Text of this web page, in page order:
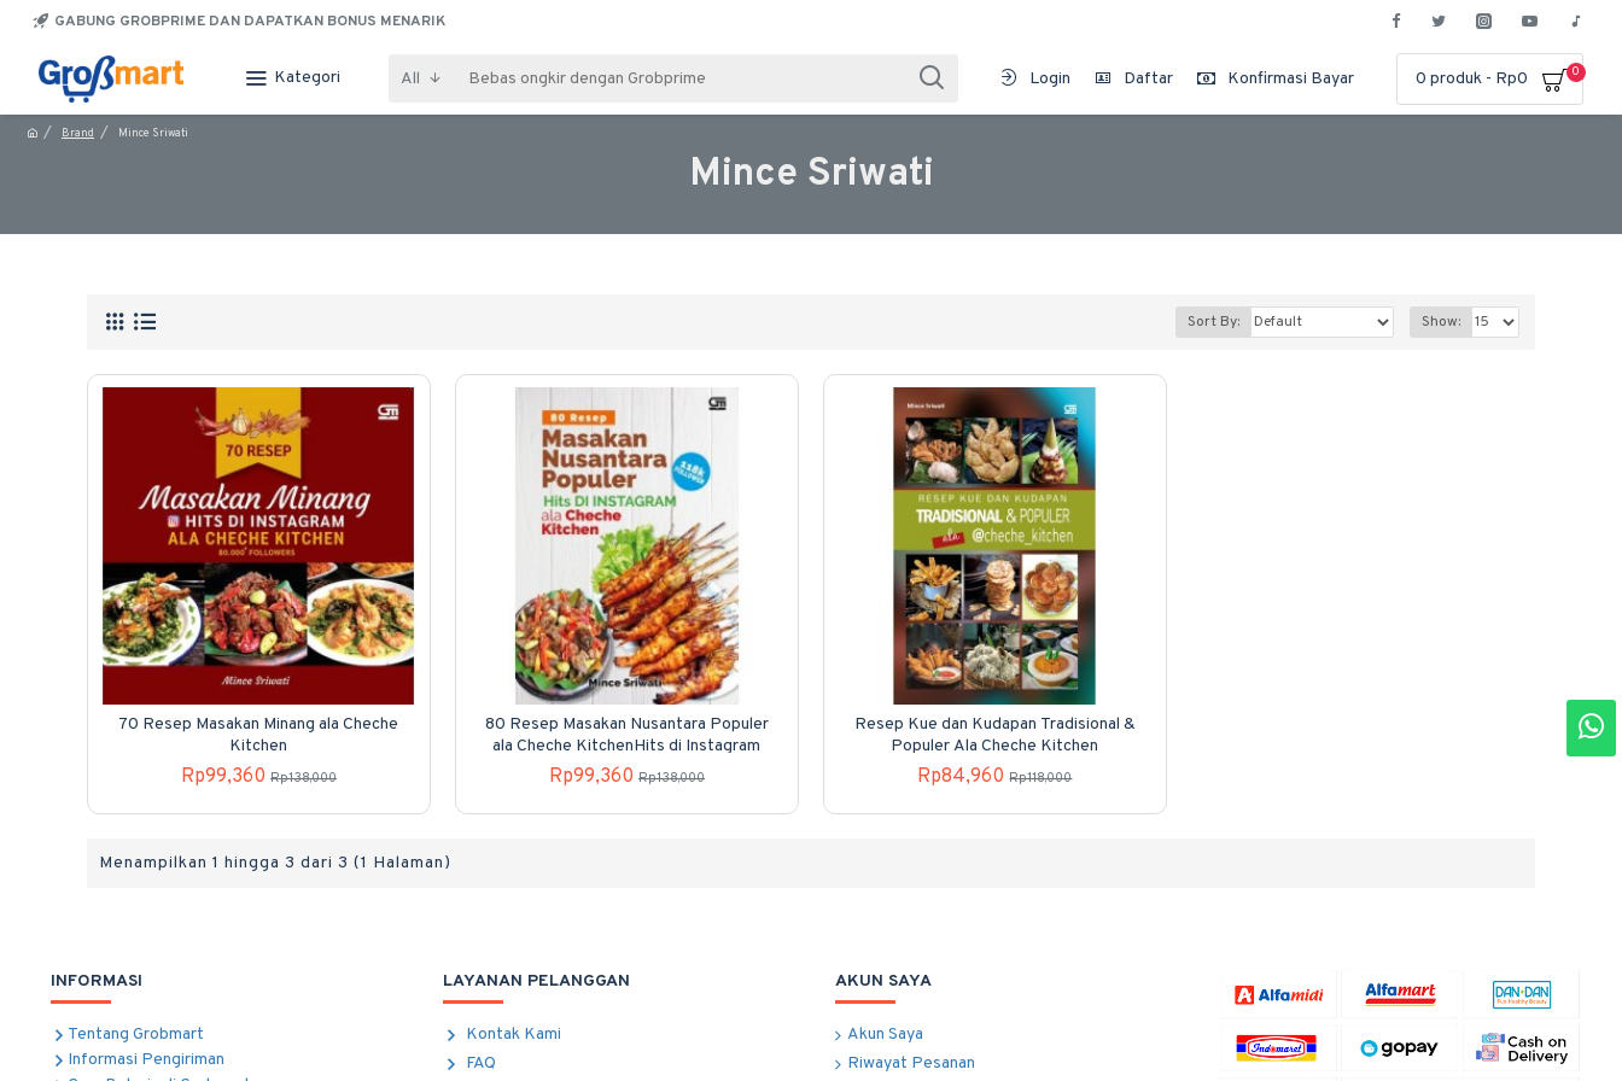
GABUNG GROBPRIME DAN DAPATKAN BONUS MENARIK
Kategori All Login Daftar Konfirmasi Bayar 0 produk - Rp0 0
Brand Mince Sriwati
Mince Sriwati
Sort By: Show:
70 Resep Masakan Minang ala Cheche
Kitchen
Rp99,360 Rp138,000
80 Resep Masakan Nusantara Populer
ala Cheche KitchenHits di Instagram
Rp99,360 Rp138,000
Resep Kue dan Kudapan Tradisional &
Populer Ala Cheche Kitchen
Rp84,960 Rp118,000
Menampilkan 1 hingga 3 dari 3 (1 Halaman)
INFORMASI
Tentang Grobmart
Informasi Pengiriman
LAYANAN PELANGGAN
Kontak Kami
FAQ
AKUN SAYA
Akun Saya
Riwayat Pesanan